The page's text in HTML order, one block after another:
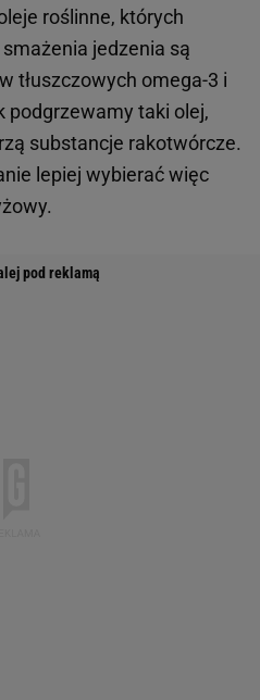
roślinne, których
jedzenia są
tłuszczowych omega-3 i
podgrzewamy taki olej,
substancje rakotwórcze.
lepiej wybierać więc